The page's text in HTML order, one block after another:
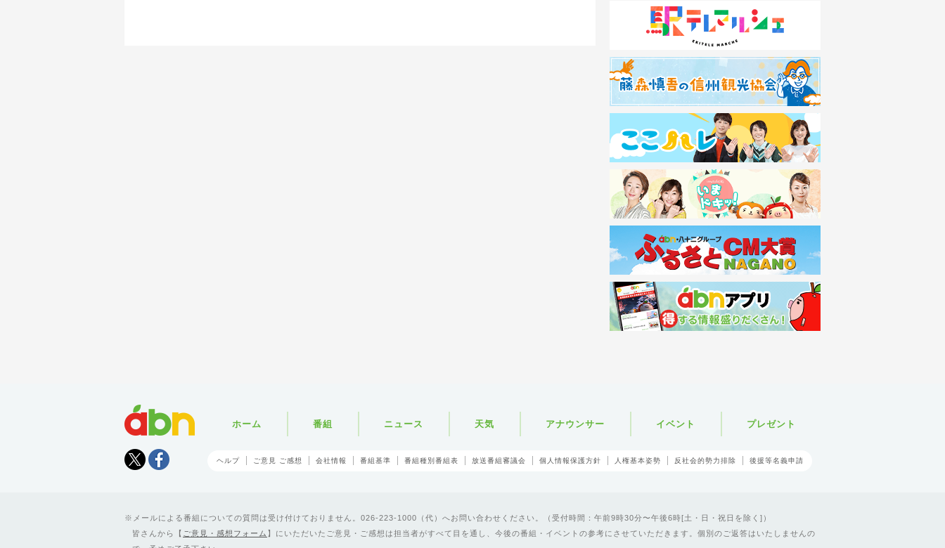
Tweet
ホーム 番組 ニュース 天気 アナウンサー イベント プレゼント
ヘルプ ご意見 ご感想 会社情報 番組基準 番組種別番組表 放送番組審議会 個人情報保護方針 人権基本姿勢 反社会的勢力排除 後援等名義申請
メールによる番組についての質問は受け付けておりません。026-223-1000（代）へお問い合わせください。（受付時間：午前9時30分〜午後6時[土・日・祝日を除く]）
皆さんから【 ご意見・感想フォーム 】にいただいたご意見・ご感想は担当者がすべて目を通し、今後の番組・イベントの参考にさせていただきます。個別のご返答はいたしませんの